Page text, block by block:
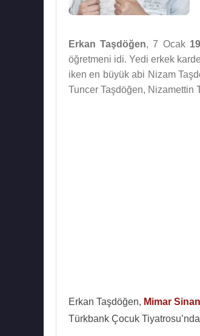
Erkan Taşdöğen, 7 Ocak
öğretmeni idi. Yedi erkek
iken en büyük abi Nizam
Tuncer Taşdöğen, Nizamettin
Erkan Taşdöğen, Mimar Sinan
Türkbank Çocuk